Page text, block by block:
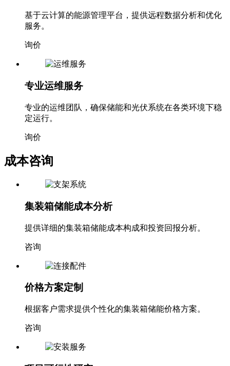
基于云计算的能源管理平台，提供远程数据分析和优化
服务。
询价
专业运维服务
专业的运维团队，确保储能和光伏系统在各类环境下稳
定运行。
询价
成本咨询
集装箱储能成本分析
提供详细的集装箱储能成本构成和投资回报分析。
咨询
价格方案定制
根据客户需求提供个性化的集装箱储能价格方案。
咨询